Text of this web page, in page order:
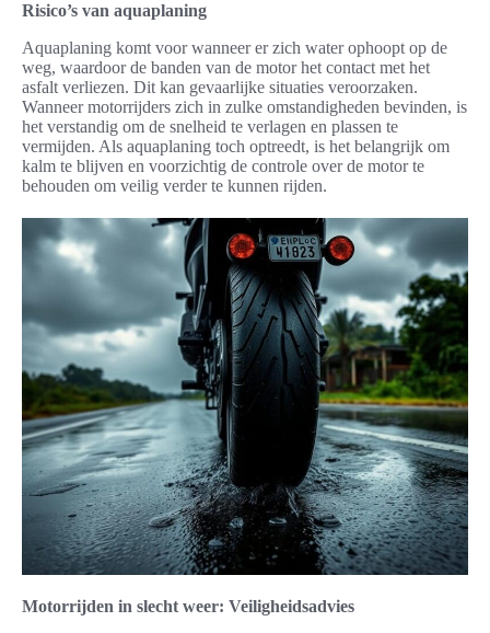
Risico’s van aquaplaning
Aquaplaning komt voor wanneer er zich water ophoopt op de
weg, waardoor de banden van de motor het contact met het
asfalt verliezen. Dit kan gevaarlijke situaties veroorzaken.
Wanneer motorrijders zich in zulke omstandigheden bevinden, is
het verstandig om de snelheid te verlagen en plassen te
vermijden. Als aquaplaning toch optreedt, is het belangrijk om
kalm te blijven en voorzichtig de controle over de motor te
behouden om veilig verder te kunnen rijden.
Motorrijden in slecht weer: Veiligheidsadvies